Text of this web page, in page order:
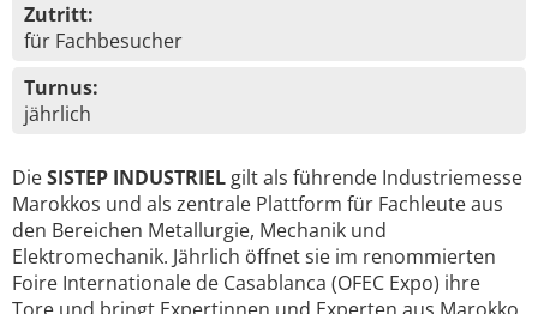
Zutritt:
für Fachbesucher
Turnus:
jährlich
DieSISTEP INDUSTRIEL gilt als führende Industriemesse
Marokkos und als zentrale Plattform für Fachleute aus
den Bereichen Metallurgie, Mechanik und
Elektromechanik. Jährlich öffnet sie im renommierten
Foire Internationale de Casablanca (OFEC Expo) ihre